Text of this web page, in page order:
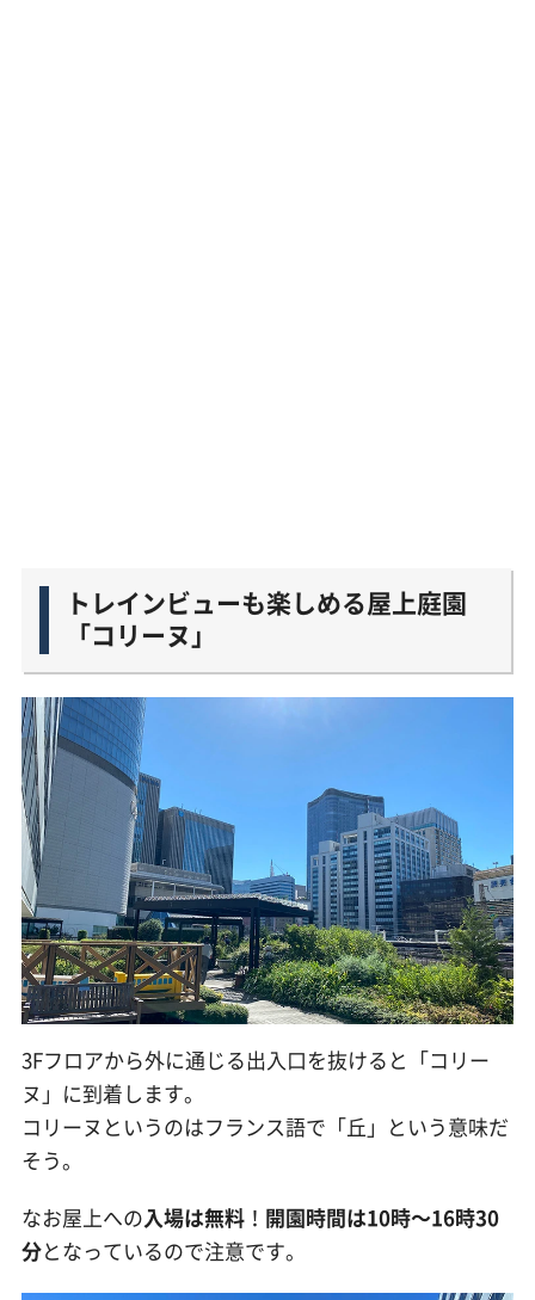
トレインビューも楽しめる屋上庭園
「コリーヌ」
3Fフロアから外に通じる出入口を抜けると「コリー
ヌ」に到着します。
コリーヌというのはフランス語で「丘」という意味だ
そう。
なお屋上への入場は無料！ 開園時間は10時〜16時30
分となっているので注意です。